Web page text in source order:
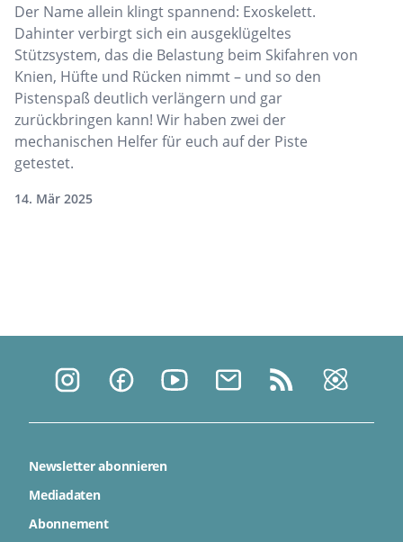
Der Name allein klingt spannend: Exoskelett.
Dahinter verbirgt sich ein ausgeklügeltes
Stützsystem, das die Belastung beim Skifahren von
Knien, Hüfte und Rücken nimmt – und so den
Pistenspaß deutlich verlängern und gar
zurückbringen kann! Wir haben zwei der
mechanischen Helfer für euch auf der Piste
getestet.
14. Mär 2025
Newsletter abonnieren
Mediadaten
Abonnement